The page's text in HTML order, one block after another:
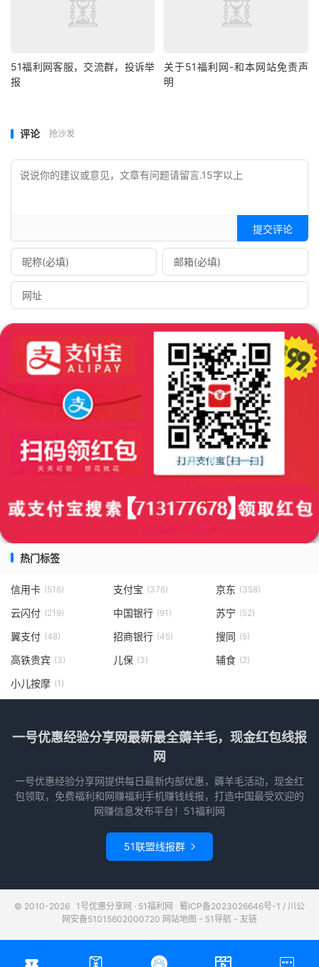
51福利网客服，交流群，投诉举
报
关于51福利网-和本网站免责声
明
评论 抢沙发
提交评论
热门标签
信用卡 (516) 支付宝 (376) 京东 (358)
云闪付 (219) 中国银行 (91) 苏宁 (52)
翼支付 (48) 招商银行 (45) 搜同 (5)
高铁贵宾 (3) 儿保 (3) 辅食 (2)
小儿按摩 (1)
一号优惠经验分享网最新最全薅羊毛，现金红包线报
网
一号优惠经验分享网提供每日最新内部优惠，薅羊毛活动，现金红
包领取，免费福利和网赚福利手机赚钱线报，打造中国最受欢迎的
网赚信息发布平台！51福利网
51联盟线报群 
© 2010-2026 1号优惠分享网 · 51福利网 蜀ICP备2023026646号-1 / 川公
网安备51015602000720 网站地图 - 51导航 - 友链